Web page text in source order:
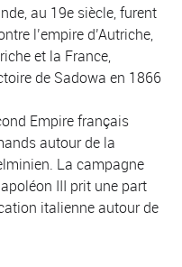
au 19e siècle, furent
l’empire d’Autriche,
et la France,
de Sadowa en 1866
Empire français
autour de la
La campagne
III prit une part
italienne autour de